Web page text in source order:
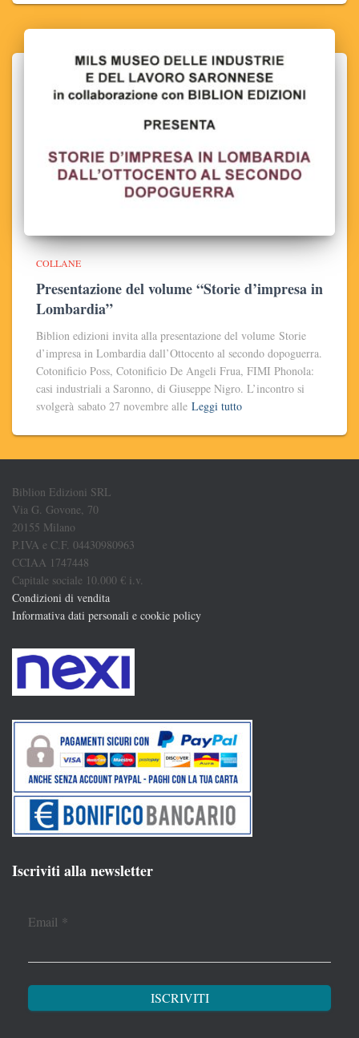
COLLANE
Presentazione del volume “Storie d’impresa in
Lombardia”
Biblion edizioni invita alla presentazione del volume Storie
d’impresa in Lombardia dall’Ottocento al secondo dopoguerra.
Cotonificio Poss, Cotonificio De Angeli Frua, FIMI Phonola:
casi industriali a Saronno, di Giuseppe Nigro. L’incontro si
svolgerà sabato 27 novembre alle Leggi tutto
Biblion Edizioni SRL
Via G. Govone, 70
20155 Milano
P.IVA e C.F. 04430980963
CCIAA 1747448
Capitale sociale 10.000 € i.v.
Condizioni di vendita
Informativa dati personali e cookie policy
Iscriviti alla newsletter
Email *